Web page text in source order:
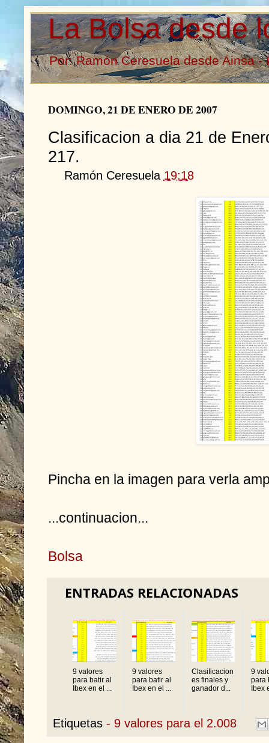
La Bolsa desde
Por: Ramón Ceresuela desde Ainsa -
DOMINGO, 21 DE ENERO DE 2007
Clasificacion a dia 21 de
217.
Ramón Ceresuela 19:18
Pincha en la imagen para verla
...continuacion...
Bolsa
ENTRADAS RELACIONADAS
9 valores
para batir al
Ibex en el ...
9 valores
para batir al
Ibex en el ...
Clasificacion
es finales y
ganador d...
9
para
Ibex
Etiquetas - 9 valores para el 2.008